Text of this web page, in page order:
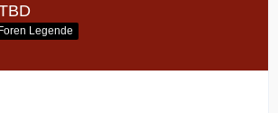
Legende